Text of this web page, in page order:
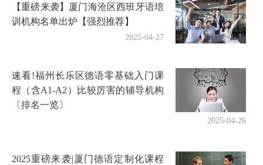
【重磅来袭】厦门海沧区西班牙语培
训机构名单出炉【强烈推荐】
2025-04-27
速看!福州长乐区德语零基础入门课
程（含A1-A2）比较厉害的辅导机构
〔排名一览〕
2025-04-26
2025重磅来袭|厦门德语定制化课程